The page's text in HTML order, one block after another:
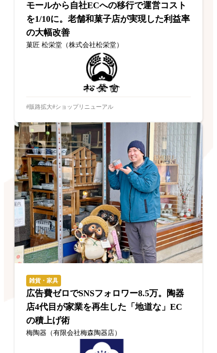
モールから自社ECへの移行で運営コスト
を1/10に。老舗和菓子店が実現した利益率
の大幅改善
菓匠 松栄堂（株式会社松栄堂）
販路拡大 ショップリニューアル
雑貨・家具
広告費ゼロでSNSフォロワー8.5万。陶器
店4代目が家業を再生した「地道な」EC
の積上げ術
梅陶器（有限会社梅森陶器店）